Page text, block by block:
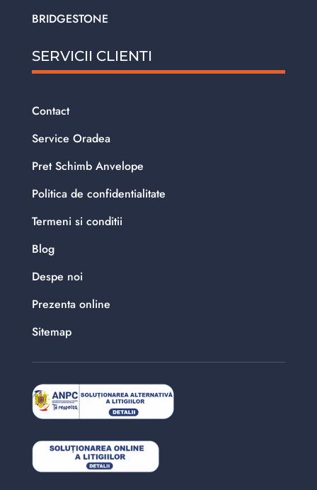
BRIDGESTONE
SERVICII CLIENTI
Contact
Service Oradea
Pret Schimb Anvelope
Politica de confidentialitate
Termeni si conditii
Blog
Despe noi
Prezenta online
Sitemap